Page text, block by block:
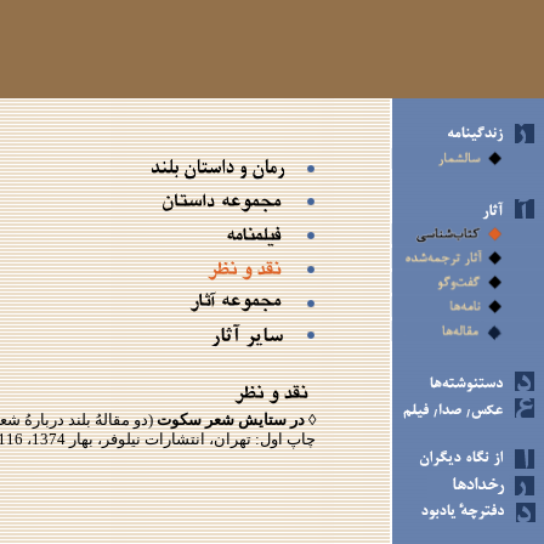
◊ در ستايش شعر سكوت(دو مقالهُ بلند دربارهُ
چاپ اول: تهران، انتشارات نيلوفر، بهار 1374، 116 صفحه، چاپ دوم: زمستان 1388